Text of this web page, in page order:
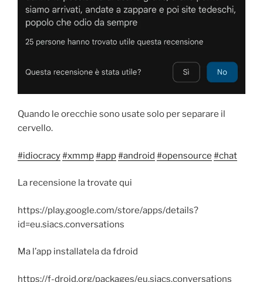
Quando le orecchie sono usate solo per separare il
cervello.
#idiocracy#xmmp#app#android #opensource #chat
La recensione la trovate qui
https://play.google.com/store/apps/details?
id=eu.siacs.conversations
Ma l’app installatela da fdroid
https://f-droid.org/packages/eu.siacs.conversations